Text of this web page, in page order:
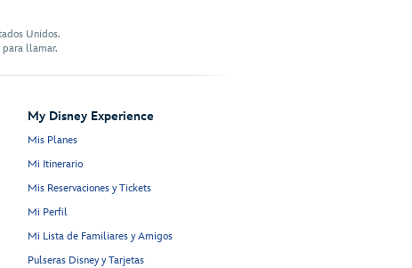
Unidos.
para llamar.
My Disney Experience
Mis Planes
Mi Itinerario
Mis Reservaciones y Tickets
Mi Perfil
Mi Lista de Familiares y Amigos
Pulseras Disney y Tarjetas